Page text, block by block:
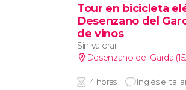
Tour en bicicleta
Desenzano del
de vinos
Sin valorar
Desenzano del Garda
4 horas Inglés e